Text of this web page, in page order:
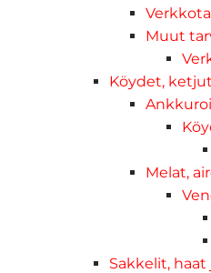
Muut
Köydet,
Melat,
Sakkelit,